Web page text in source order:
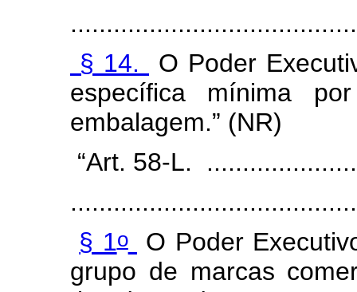
§ 14.
O Poder
específica mínima
embalagem.” (NR)
“Art. 58-L.
§ 1o
O Poder
grupo de marcas